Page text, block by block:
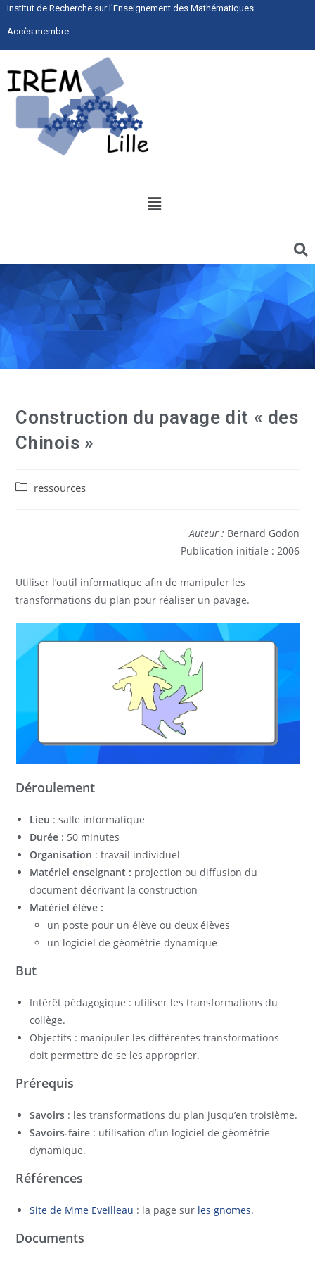
Institut de Recherche sur l’Enseignement des Mathématiques
Accès membre
Construction du pavage dit « des
Chinois »
ressources
Auteur : Bernard Godon
Publication initiale : 2006
Utiliser l’outil informatique afin de manipuler les
transformations du plan pour réaliser un pavage.
Déroulement
Lieu : salle informatique
Durée : 50 minutes
Organisation : travail individuel
Matériel enseignant : projection ou diffusion du
document décrivant la construction
Matériel élève :
un poste pour un élève ou deux élèves
un logiciel de géométrie dynamique
But
Intérêt pédagogique : utiliser les transformations du
collège.
Objectifs : manipuler les différentes transformations
doit permettre de se les approprier.
Prérequis
Savoirs : les transformations du plan jusqu’en troisième.
Savoirs-faire : utilisation d’un logiciel de géométrie
dynamique.
Références
Site de Mme Eveilleau : la page sur les gnomes.
Documents